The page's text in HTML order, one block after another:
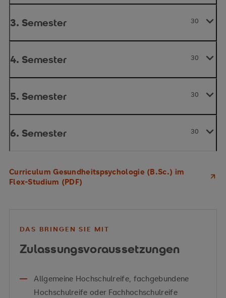
3. Semester 30
4. Semester 30
5. Semester 30
6. Semester 30
Curriculum Gesundheitspsychologie (B.Sc.) im
Flex-Studium (PDF)
DAS BRINGEN SIE MIT
Zulassungsvoraussetzungen
Allgemeine Hochschulreife, fachgebundene
Hochschulreife oder Fachhochschulreife